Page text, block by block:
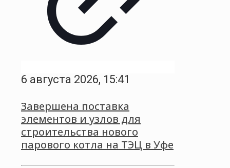
6 августа 2026, 15:41
Завершена поставка
элементов и узлов для
строительства нового
парового котла на ТЭЦ в Уфе